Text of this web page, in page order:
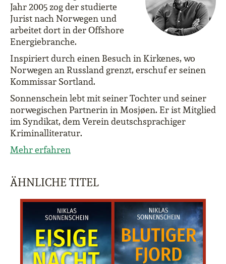
Jahr 2005 zog der studierte
Jurist nach Norwegen und
arbeitet dort in der Offshore
Energiebranche.
Inspiriert durch einen Besuch in Kirkenes, wo
Norwegen an Russland grenzt, erschuf er seinen
Kommissar Sortland.
Sonnenschein lebt mit seiner Tochter und seiner
norwegischen Partnerin in Mosjøen. Er ist Mitglied
im Syndikat, dem Verein deutschsprachiger
Kriminalliteratur.
Mehr erfahren
ÄHNLICHE TITEL